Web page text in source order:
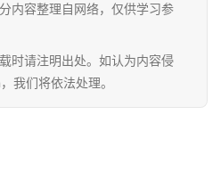
内容整理自网络，仅供学习参
时请注明出处。如认为内容侵
我们将依法处理。